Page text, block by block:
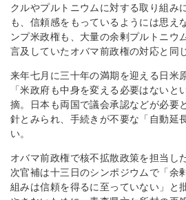
クルやプルトニウムに対する取り組み
も、信頼感をもっているようには思え
ンプ米政権も、大量の余剰プルトニウ
言及していたオバマ前政権の対応と同
来年七月に三十年の満期を迎える日米
「米政府も中身を変える必要はないと
摘。日本も両国で議会承認などが必要
針とみられ、手続きが不要な「自動延
い。
オバマ前政権で核不拡散政策を担当し
次官補は十三日のシンポジウムで「余
組みは信頼を得るに至っていない」と